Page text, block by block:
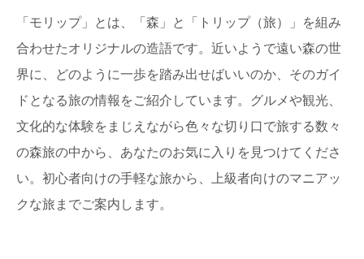
「モリップ」とは、「森」と「トリップ（旅）」を組み
合わせたオリジナルの造語です。近いようで遠い森の世
界に、どのように一歩を踏み出せばいいのか、そのガイ
ドとなる旅の情報をご紹介しています。グルメや観光、
文化的な体験をまじえながら色々な切り口で旅する数々
の森旅の中から、あなたのお気に入りを見つけてくださ
い。初心者向けの手軽な旅から、上級者向けのマニアッ
クな旅までご案内します。